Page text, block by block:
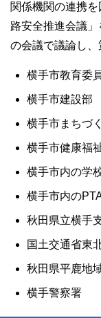
関係機関の連携
路安全推進会議
の会議で議論し、
横手市教育委
横手市建設部
横手市まちづ
横手市健康福
横手市内の学
横手市内の
秋田県立横手
国土交通省東
秋田県平鹿地
横手警察署